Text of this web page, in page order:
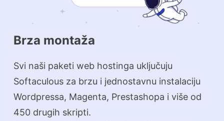
Brza montaža
Svi naši paketi web hostinga uključuju
Softaculous za brzu i jednostavnu instalaciju
Wordpressa, Magenta, Prestashopa i više od
450 drugih skripti.